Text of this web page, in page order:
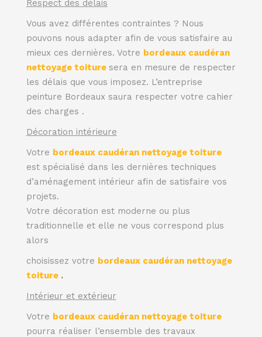
Respect des délais
Vous avez différentes contraintes ? Nous
pouvons nous adapter afin de vous satisfaire au
mieux ces dernières. Votre bordeaux caudéran
nettoyage toiture sera en mesure de respecter
les délais que vous imposez. L’entreprise
peinture Bordeaux saura respecter votre cahier
des charges .
Décoration intérieure
Votre bordeaux caudéran nettoyage toiture
est spécialisé dans les dernières techniques
d’aménagement intérieur afin de satisfaire vos
projets.
Votre décoration est moderne ou plus
traditionnelle et elle ne vous correspond plus
alors
choisissez votre bordeaux caudéran nettoyage
toiture.
Intérieur et extérieur
Votre bordeaux caudéran nettoyage toiture
pourra réaliser l’ensemble des travaux